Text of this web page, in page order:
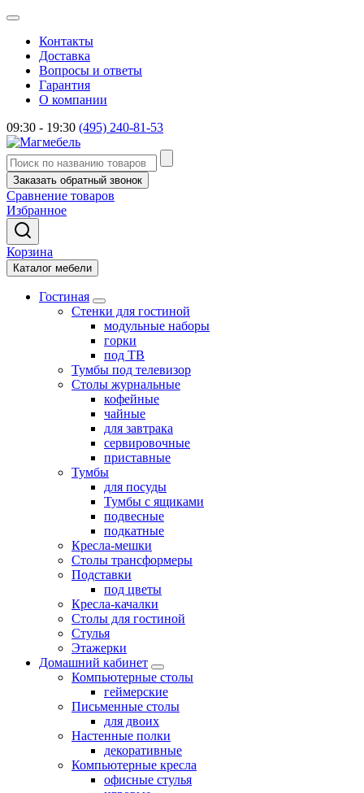
Контакты
Доставка
Вопросы и ответы
Гарантия
О компании
09:30 - 19:30 (495) 240-81-53
Заказать обратный звонок
Сравнение товаров
Избранное
Корзина
Каталог мебели
Гостиная
Стенки для гостиной
модульные наборы
горки
под ТВ
Тумбы под телевизор
Столы журнальные
кофейные
чайные
для завтрака
сервировочные
приставные
Тумбы
для посуды
Тумбы с ящиками
подвесные
подкатные
Кресла-мешки
Столы трансформеры
Подставки
под цветы
Кресла-качалки
Столы для гостиной
Стулья
Этажерки
Домашний кабинет
Компьютерные столы
геймерские
Письменные столы
для двоих
Настенные полки
декоративные
Компьютерные кресла
офисные стулья